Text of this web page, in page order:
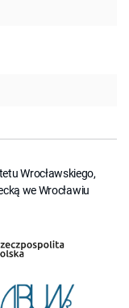
Wrocławskiego,
we Wrocławiu